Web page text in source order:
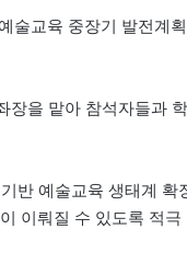
술교육 중장기 발전계
을 맡아 참석자들과
반 예술교육 생태계 확
이뤄질 수 있도록 적